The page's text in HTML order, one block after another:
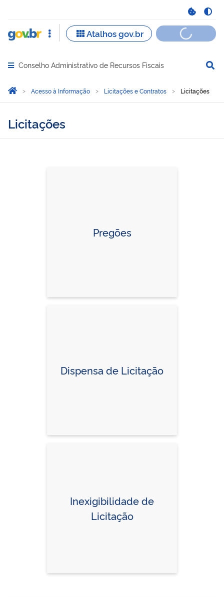
Abrir menu principal de navegação
Conselho Administrativo de Recursos Fiscais
Você está aqui:
Página Inicial
Acesso à Informação Licitações e Contratos Licitações
Licitações
Pregões
Dispensa de Licitação
Inexigibilidade de
Licitação